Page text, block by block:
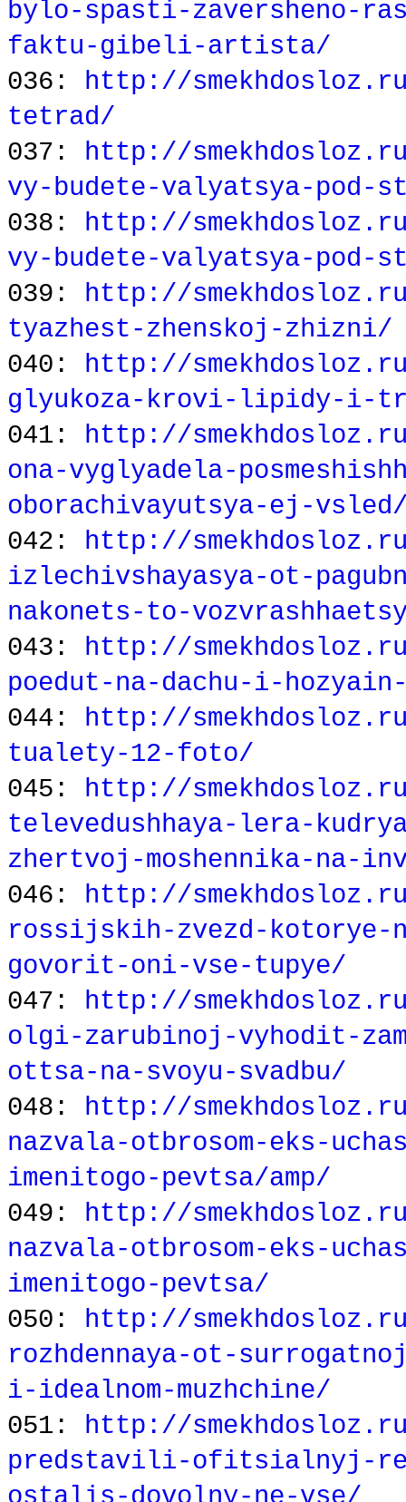
bylo-spasti-zaversheno-
faktu-gibeli-artista/
036: http://
tetrad/
037: http://
vy-budete-valyatsya-pod-
038: http://
vy-budete-valyatsya-pod-
039: http://
tyazhest-zhenskoj-zhizni/
040: http://
glyukoza-krovi-lipidy-i-
041: http://
ona-vyglyadela-
oborachivayutsya-ej-
042: http://
izlechivshayasya-ot-
nakonets-to-
043: http://
poedut-na-dachu-i-
044: http://
tualety-12-foto/
045: http://
televedushhaya-lera-
zhertvoj-moshennika-na-
046: http://
rossijskih-zvezd-kotorye-
govorit-oni-vse-tupye/
047: http://
olgi-zarubinoj-vyhodit-
ottsa-na-svoyu-svadbu/
048: http://
nazvala-otbrosom-eks-
imenitogo-pevtsa/amp/
049: http://
nazvala-otbrosom-eks-
imenitogo-pevtsa/
050: http://
rozhdennaya-ot-
i-idealnom-muzhchine/
051: http://
predstavili-ofitsialnyj-